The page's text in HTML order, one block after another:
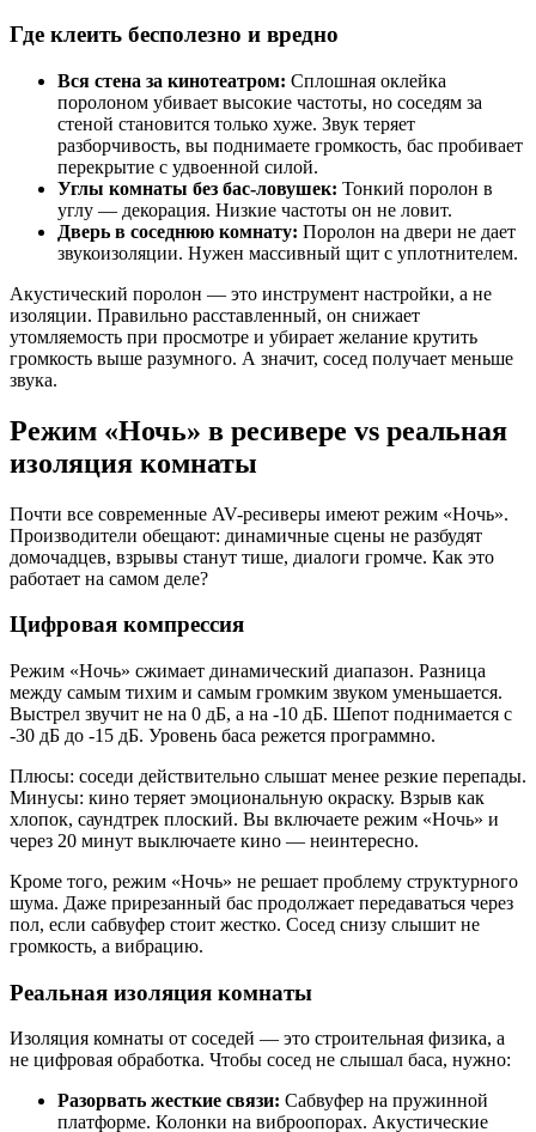
Где клеить бесполезно и вредно
Вся стена за кинотеатром: Сплошная оклейка
поролоном убивает высокие частоты, но соседям за
стеной становится только хуже. Звук теряет
разборчивость, вы поднимаете громкость, бас пробивает
перекрытие с удвоенной силой.
Углы комнаты без бас-ловушек: Тонкий поролон в
углу — декорация. Низкие частоты он не ловит.
Дверь в соседнюю комнату: Поролон на двери не дает
звукоизоляции. Нужен массивный щит с уплотнителем.
Акустический поролон — это инструмент настройки, а не
изоляции. Правильно расставленный, он снижает
утомляемость при просмотре и убирает желание крутить
громкость выше разумного. А значит, сосед получает меньше
звука.
Режим «Ночь» в ресивере vs реальная
изоляция комнаты
Почти все современные AV-ресиверы имеют режим «Ночь».
Производители обещают: динамичные сцены не разбудят
домочадцев, взрывы станут тише, диалоги громче. Как это
работает на самом деле?
Цифровая компрессия
Режим «Ночь» сжимает динамический диапазон. Разница
между самым тихим и самым громким звуком уменьшается.
Выстрел звучит не на 0 дБ, а на -10 дБ. Шепот поднимается с
-30 дБ до -15 дБ. Уровень баса режется программно.
Плюсы: соседи действительно слышат менее резкие перепады.
Минусы: кино теряет эмоциональную окраску. Взрыв как
хлопок, саундтрек плоский. Вы включаете режим «Ночь» и
через 20 минут выключаете кино — неинтересно.
Кроме того, режим «Ночь» не решает проблему структурного
шума. Даже прирезанный бас продолжает передаваться через
пол, если сабвуфер стоит жестко. Сосед снизу слышит не
громкость, а вибрацию.
Реальная изоляция комнаты
Изоляция комнаты от соседей — это строительная физика, а
не цифровая обработка. Чтобы сосед не слышал баса, нужно:
Разорвать жесткие связи: Сабвуфер на пружинной
платформе. Колонки на виброопорах. Акустические